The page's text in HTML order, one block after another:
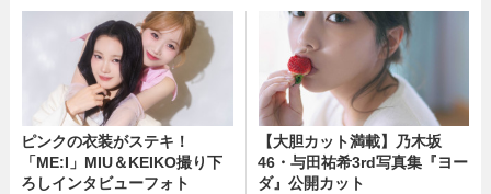
ピンクの衣装がステキ！
「ME:I」MIU＆KEIKO撮り下
ろしインタビューフォト
【大胆カット満載】乃木坂
46・与田祐希3rd写真集『ヨー
ダ』公開カット